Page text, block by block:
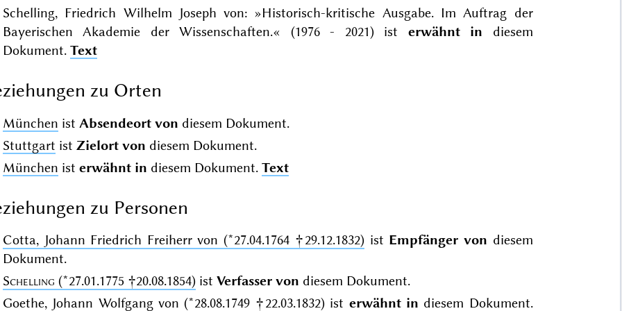
Schelling, Friedrich Wilhelm Joseph von: »Historisch-kritische Ausgabe. Im Auftrag der
Bayerischen Akademie der Wissenschaften.« (1976 - 2021) ist erwähnt in diesem
Dokument. Text
zu Orten
München ist Absendeort von diesem Dokument.
Stuttgart ist Zielort von diesem Dokument.
München ist erwähnt in diesem Dokument. Text
zu Personen
Cotta, Johann Friedrich Freiherr von (*27.04.1764 †29.12.1832) ist Empfänger von diesem
Dokument.
Schelling (*27.01.1775 †20.08.1854)ist Verfasser von diesem Dokument.
Goethe, Johann Wolfgang von (*28.08.1749 †22.03.1832) ist erwähnt in diesem Dokument.